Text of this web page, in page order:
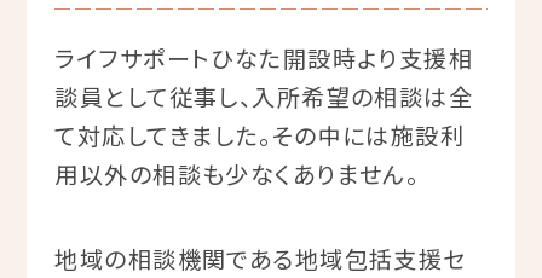
ライフサポートひなた開設時より支援相
談員として従事し、入所希望の相談は全
て対応してきました。その中には施設利
用以外の相談も少なくありません。
地域の相談機関である地域包括支援セ